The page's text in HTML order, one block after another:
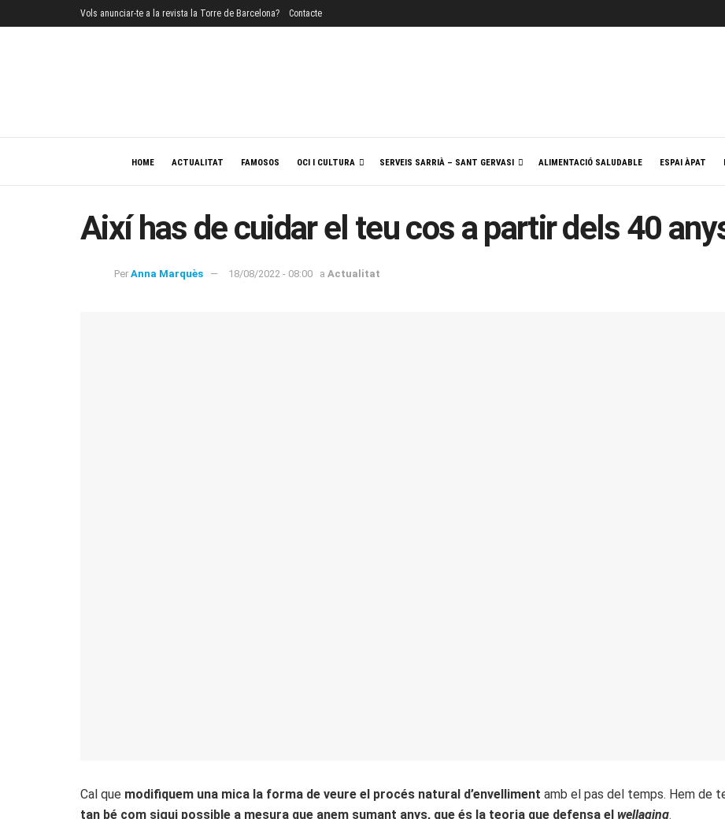
Vols anunciar-te a la revista la Torre de Barcelona? Contacte
HOME ACTUALITAT FAMOSOS OCI I CULTURA SERVEIS SARRIÀ – SANT GERVASI ALIMENTACIÓ SALUDABLE ESPAI ÀPAT
Així has de cuidar el teu cos a partir dels 40
Per Anna Marquès 18/08/2022 - 08:00 a Actualitat
Cal que modifiquem una mica la forma de veure el procés natural d’envelliment amb el pas del temps. Hem de
tan bé com sigui possible a mesura que anem sumant anys, que és la teoria que defensa el wellaging.